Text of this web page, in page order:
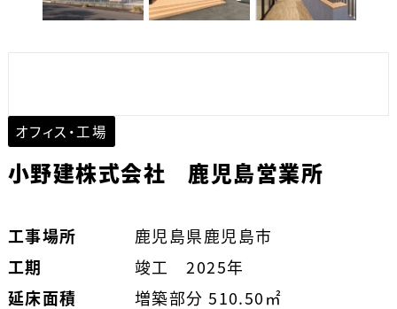
オフィス・工場
小野建株式会社 鹿児島営業所
工事場所
鹿児島県鹿児島市
工期
竣工 2025年
延床面積
増築部分 510.50㎡